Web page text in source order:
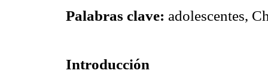
Palabras clave: adolescentes,
Introducción